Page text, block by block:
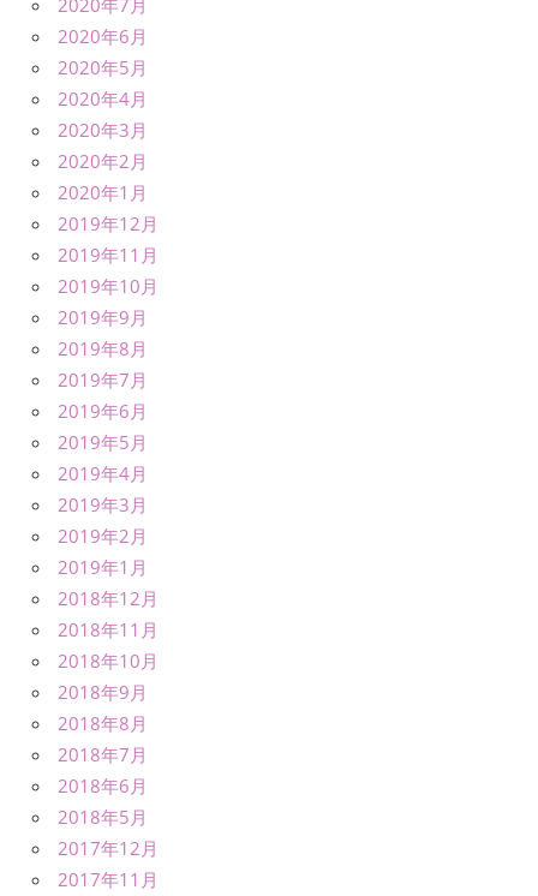
2020年6月
2020年5月
2020年4月
2020年3月
2020年2月
2020年1月
2019年12月
2019年11月
2019年10月
2019年9月
2019年8月
2019年7月
2019年6月
2019年5月
2019年4月
2019年3月
2019年2月
2019年1月
2018年12月
2018年11月
2018年10月
2018年9月
2018年8月
2018年7月
2018年6月
2018年5月
2017年12月
2017年11月